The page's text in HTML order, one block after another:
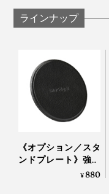
うのです。
『MaGdge』のチャ
なる快適を体験して
ラインナップ
《オプション／スタ
ンドプレート》強い
磁力でカンタン設
¥880